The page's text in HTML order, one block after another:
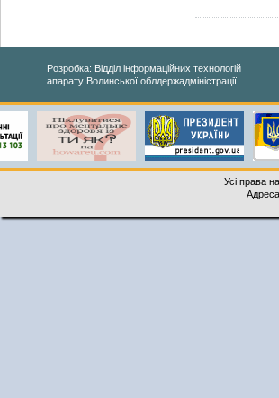
Розробка: Відділ інформаційних технологій
апарату Волинської облдержадміністрації
Усі права